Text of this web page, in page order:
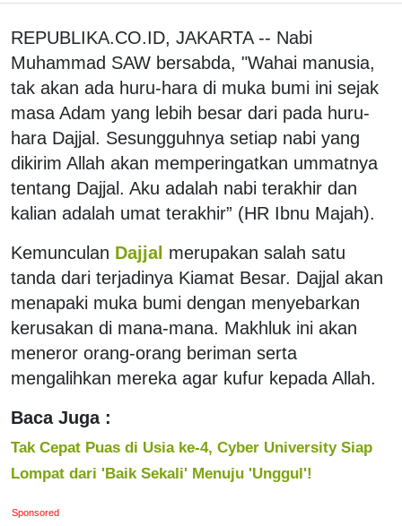
REPUBLIKA.CO.ID, JAKARTA -- Nabi
Muhammad SAW bersabda, "Wahai manusia,
tak akan ada huru-hara di muka bumi ini sejak
masa Adam yang lebih besar dari pada huru-
hara Dajjal. Sesungguhnya setiap nabi yang
dikirim Allah akan memperingatkan ummatnya
tentang Dajjal. Aku adalah nabi terakhir dan
kalian adalah umat terakhir” (HR Ibnu Majah).
Kemunculan Dajjal merupakan salah satu
tanda dari terjadinya Kiamat Besar. Dajjal akan
menapaki muka bumi dengan menyebarkan
kerusakan di mana-mana. Makhluk ini akan
meneror orang-orang beriman serta
mengalihkan mereka agar kufur kepada Allah.
Baca Juga :
Tak Cepat Puas di Usia ke-4, Cyber University Siap
Lompat dari 'Baik Sekali' Menuju 'Unggul'!
Sponsored